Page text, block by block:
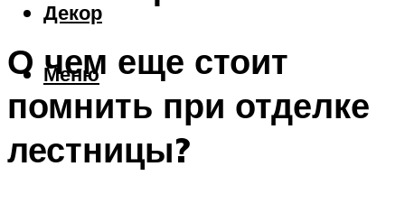
Декор
Меню
О чем еще стоит
помнить при отделке
лестницы?